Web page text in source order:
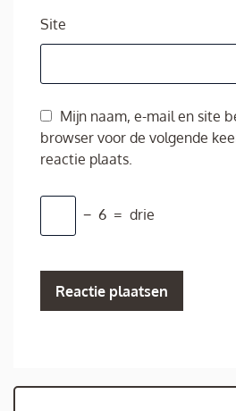
Site
Mijn naam, e-mail en site
browser voor de volgende
reactie plaats.
− 6 = drie